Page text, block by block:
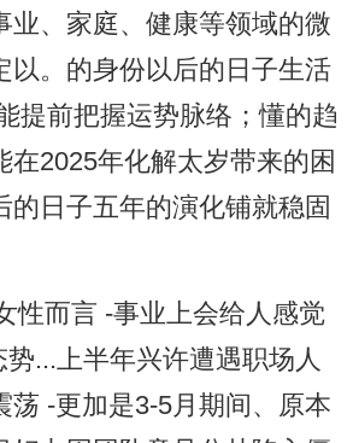
业、家庭、健康等领域的微
以。的身份以后的日子生活
提前把握运势脉络；懂的趋
在2025年化解太岁带来的困
的日子五年的演化铺就稳固
性而言 -事业上会给人感觉
...上半年兴许遭遇职场人
荡 -更加是3-5月期间、原本